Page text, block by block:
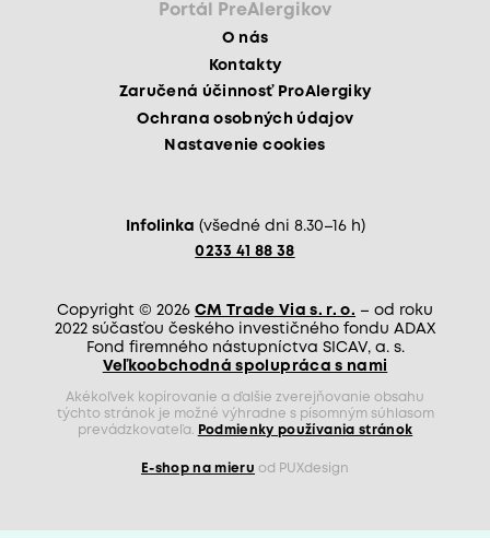
Portál PreAlergikov
O nás
Kontakty
Zaručená účinnosť ProAlergiky
Ochrana osobných údajov
Nastavenie cookies
Infolinka (všedné dni 8.30–16 h)
0233 41 88 38
Copyright © 2026 CM Trade Via s. r. o. – od roku
2022 súčasťou českého investičného fondu ADAX
Fond firemného nástupníctva SICAV, a. s.
Veľkoobchodná spolupráca s nami
Akékoľvek kopírovanie a ďalšie zverejňovanie obsahu
týchto stránok je možné výhradne s písomným súhlasom
prevádzkovateľa.
Podmienky používania stránok
E-shop na mieru od PUXdesign